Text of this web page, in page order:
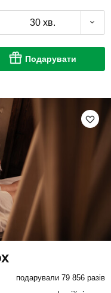
30 хв.
Подарувати
подарували 79 856 разів